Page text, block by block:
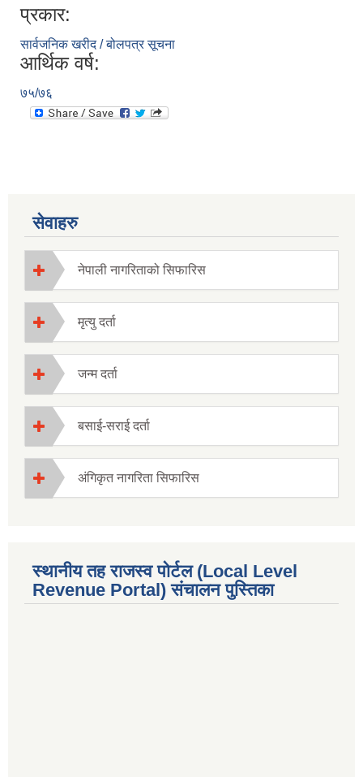
प्रकार:
सार्वजनिक खरीद / बोलपत्र सूचना
आर्थिक वर्ष:
७५/७६
सेवाहरु
नेपाली नागरिताको सिफारिस
मृत्यु दर्ता
जन्म दर्ता
बसाई-सराई दर्ता
अंगिकृत नागरिता सिफारिस
स्थानीय तह राजस्व पोर्टल (Local Level
Revenue Portal) संचालन पुस्तिका